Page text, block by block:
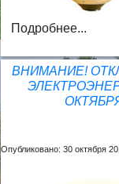
Подробнее...
ВНИМАНИЕ!
Опубликовано: 30 октября